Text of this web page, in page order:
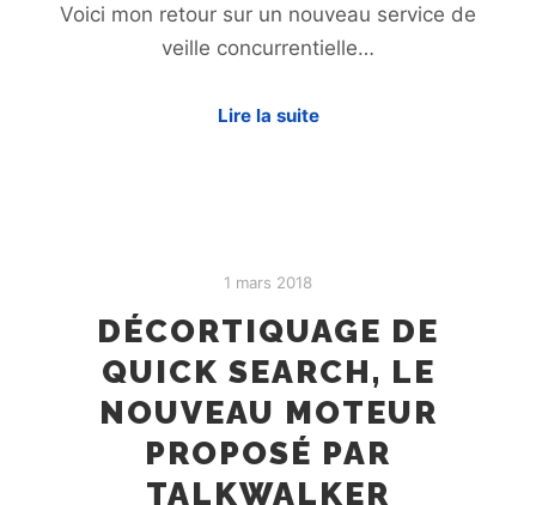
Voici mon retour sur un nouveau service de
veille concurrentielle…
Lire la suite
1 mars 2018
DÉCORTIQUAGE DE
QUICK SEARCH, LE
NOUVEAU MOTEUR
PROPOSÉ PAR
TALKWALKER